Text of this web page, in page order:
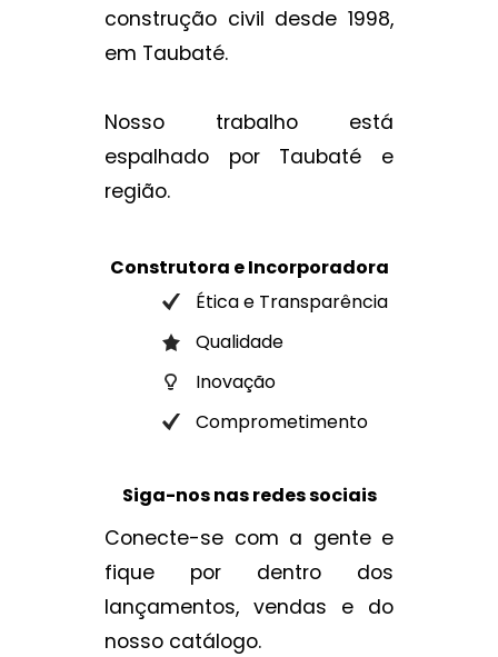
construção civil desde 1998,
em Taubaté.
Nosso trabalho está
espalhado por Taubaté e
região.
Construtora e Incorporadora
Ética e Transparência
Qualidade
Inovação
Comprometimento
Siga-nos nas redes sociais
Conecte-se com a gente e
fique por dentro dos
lançamentos, vendas e do
nosso catálogo.